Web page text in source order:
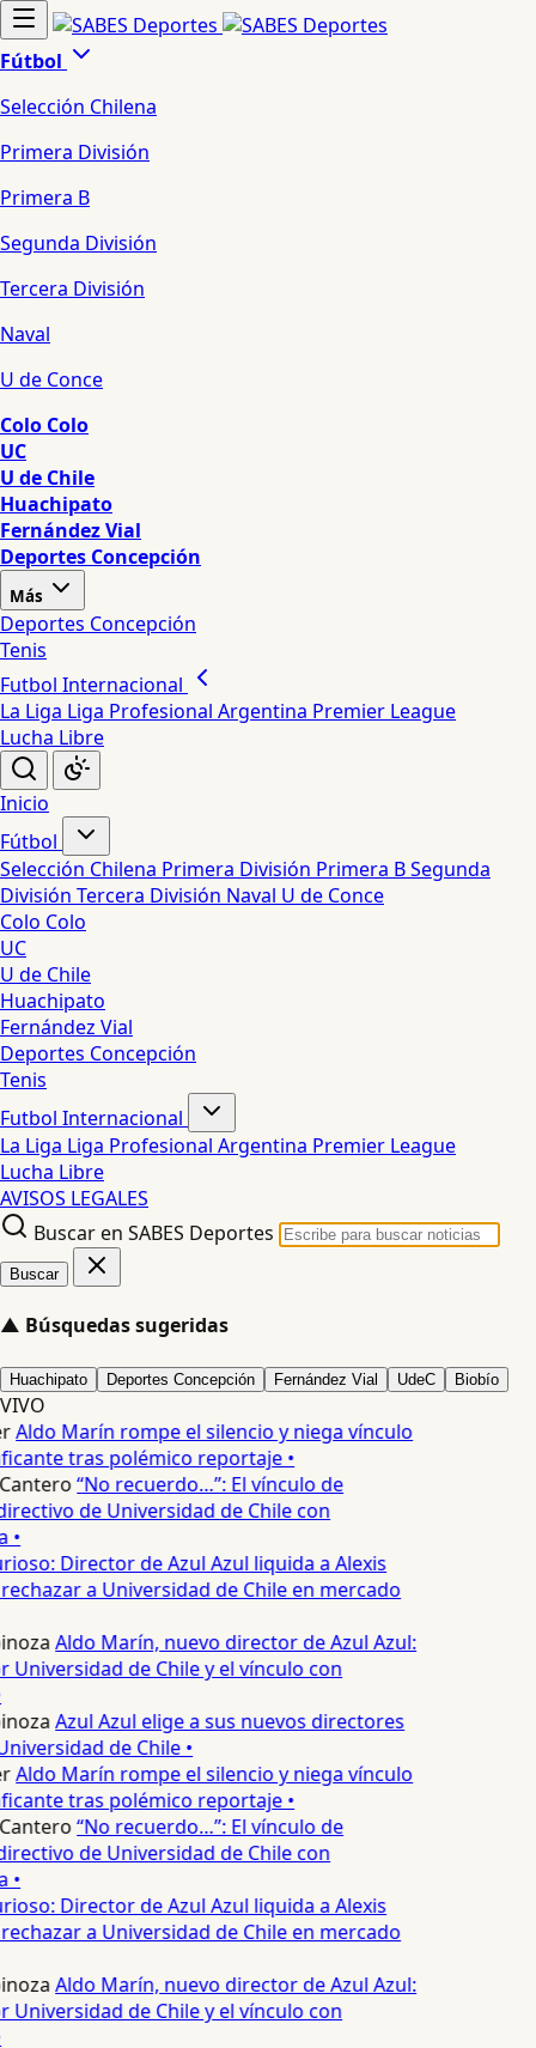
Fútbol
Selección Chilena
Primera División
Primera B
Segunda División
Tercera División
Naval
U de Conce
Colo Colo
UC
U de Chile
Huachipato
Fernández Vial
Deportes Concepción
Más
Deportes Concepción
Tenis
Futbol Internacional
La Liga Liga Profesional Argentina Premier League
Lucha Libre
Inicio
Fútbol
Selección Chilena Primera División Primera BSegunda
División Tercera División Naval U de Conce
Colo Colo
UC
U de Chile
Huachipato
Fernández Vial
Deportes Concepción
Tenis
Futbol Internacional
La Liga Liga Profesional Argentina Premier League
Lucha Libre
AVISOS LEGALES
Buscar en SABES Deportes
Buscar
▲ Búsquedas sugeridas
Huachipato Deportes Concepción Fernández Vial UdeC Biobío
VIVO
Aldo Marín rompe el silencio y niega vínculo
tras polémico reportaje •
“No recuerdo…”: El vínculo de
de Universidad de Chile con
•
Director de Azul Azul liquida a Alexis
a Universidad de Chile en mercado
Aldo Marín, nuevo director de Azul Azul:
Universidad de Chile y el vínculo con
Azul Azul elige a sus nuevos directores
de Chile •
Aldo Marín rompe el silencio y niega vínculo
tras polémico reportaje •
“No recuerdo…”: El vínculo de
de Universidad de Chile con
•
Director de Azul Azul liquida a Alexis
a Universidad de Chile en mercado
Aldo Marín, nuevo director de Azul Azul:
Universidad de Chile y el vínculo con